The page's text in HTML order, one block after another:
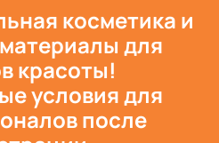
косметика и
для
красоты!
условия для
после